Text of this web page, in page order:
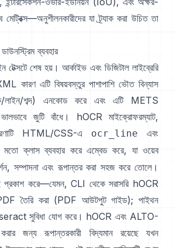
যা ট্র্যাক করা উচিত তা
ব্যবহার
শেষ হয়। আর্কাইভ এবং ডিজিটাল লাইব্রেরি
কারণ এটি বিষয়বস্তুর পাশাপাশি ভৌত বিন্যাস
লাইন/শব্দ) এনকোড করে এবং এটি METS
জুটি বাঁধে।
hOCR মাইক্রোফরম্যাট,
HTML/CSS-এ ocr_line এবং
ক্লাস ব্যবহার করে এম্বেড করে, যা ওয়েব
সম্পাদনা এবং রূপান্তর করা সহজ করে তোলে।
করে—যেমন, CLI থেকে সরাসরি hOCR
তৈরি করা (PDF আউটপুট গাইড); পাইথন
সুবিধা যোগ করে। hOCR এবং ALTO-
জন্য রূপান্তরকারী বিদ্যমান রয়েছে যখন